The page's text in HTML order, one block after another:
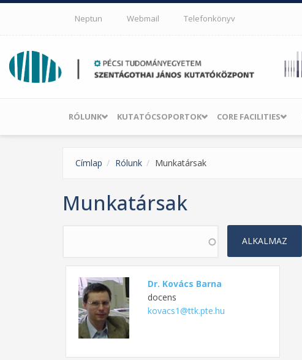
Ugrás a tartalomra
Neptun Webmail Telefonkönyv
RÓLUNK KUTATÓCSOPORTOK CORE FACILITIES
Címlap Rólunk Munkatársak
Munkatársak
Dr. Kovács Barna
docens
kovacs1@ttk.pte.hu